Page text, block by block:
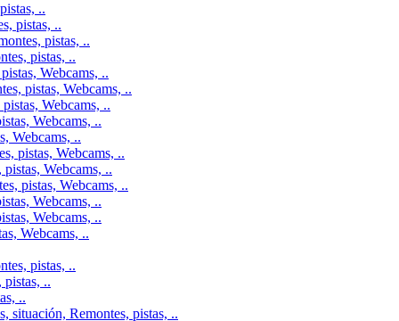
..
pistas, ..
pistas, ..
pistas, ..
Webcams, ..
pistas, Webcams, ..
Webcams, ..
Webcams, ..
Webcams, ..
pistas, Webcams, ..
Webcams, ..
pistas, Webcams, ..
Webcams, ..
Webcams, ..
Webcams, ..
pistas, ..
..
..
situación, Remontes, pistas, ..